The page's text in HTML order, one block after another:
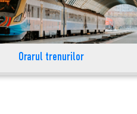
Orarul trenurilor